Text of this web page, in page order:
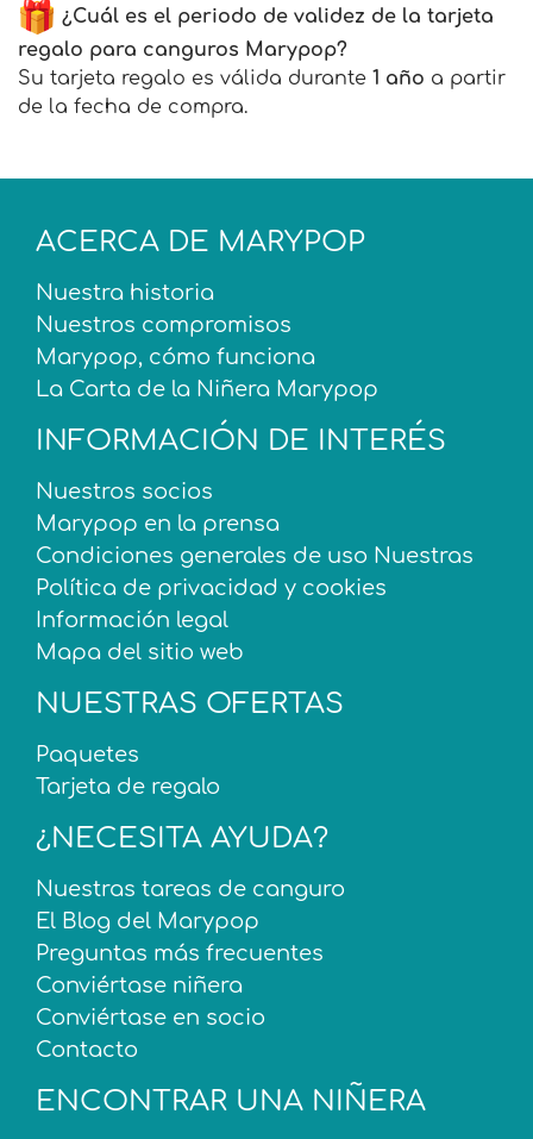
¿Cuál es el periodo de validez de la tarjeta
regalo para canguros Marypop?
Su tarjeta regalo es válida durante 1 año a partir
de la fecha de compra.
ACERCA DE MARYPOP
Nuestra historia
Nuestros compromisos
Marypop, cómo funciona
La Carta de la Niñera Marypop
INFORMACIÓN DE INTERÉS
Nuestros socios
Marypop en la prensa
Condiciones generales de uso Nuestras
Política de privacidad y cookies
Información legal
Mapa del sitio web
NUESTRAS OFERTAS
Paquetes
Tarjeta de regalo
¿NECESITA AYUDA?
Nuestras tareas de canguro
El Blog del Marypop
Preguntas más frecuentes
Conviértase niñera
Conviértase en socio
Contacto
ENCONTRAR UNA NIÑERA